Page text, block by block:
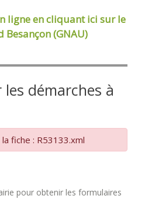
ligneen cliquant ici sur le
Besançon (GNAU)
démarches à
fiche : R53133.xml
pour obtenir les formulaires